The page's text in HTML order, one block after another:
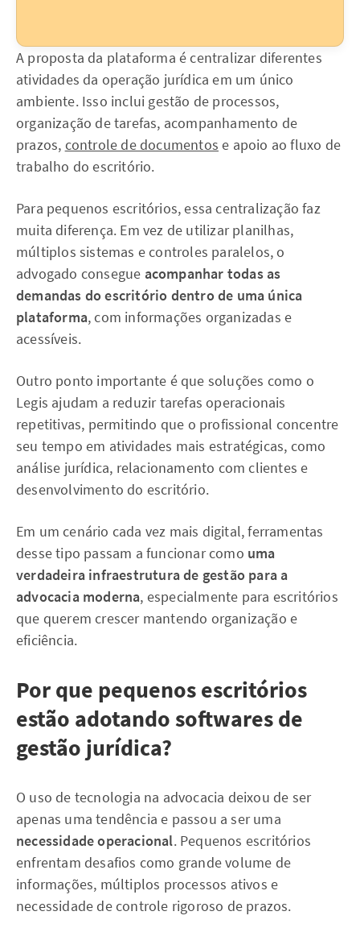
A proposta da plataforma é centralizar diferentes
atividades da operação jurídica em um único
ambiente. Isso inclui gestão de processos,
organização de tarefas, acompanhamento de
prazos, controle de documentos e apoio ao fluxo de
trabalho do escritório.
Para pequenos escritórios, essa centralização faz
muita diferença. Em vez de utilizar planilhas,
múltiplos sistemas e controles paralelos, o
advogado consegue acompanhar todas as
demandas do escritório dentro de uma única
plataforma, com informações organizadas e
acessíveis.
Outro ponto importante é que soluções como o
Legis ajudam a reduzir tarefas operacionais
repetitivas, permitindo que o profissional concentre
seu tempo em atividades mais estratégicas, como
análise jurídica, relacionamento com clientes e
desenvolvimento do escritório.
Em um cenário cada vez mais digital, ferramentas
desse tipo passam a funcionar como uma
verdadeira infraestrutura de gestão para a
advocacia moderna, especialmente para escritórios
que querem crescer mantendo organização e
eficiência.
Por que pequenos escritórios
estão adotando softwares de
gestão jurídica?
O uso de tecnologia na advocacia deixou de ser
apenas uma tendência e passou a ser uma
necessidade operacional. Pequenos escritórios
enfrentam desafios como grande volume de
informações, múltiplos processos ativos e
necessidade de controle rigoroso de prazos.